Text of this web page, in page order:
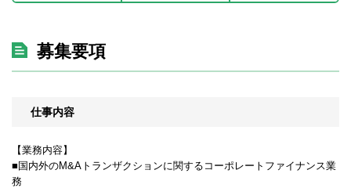
募集要項
仕事内容
【業務内容】
■国内外のM&Aトランザクションに関するコーポレートファイナンス業
務